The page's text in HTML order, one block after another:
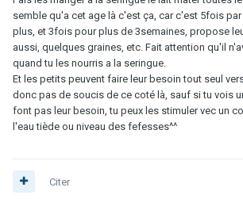
semble qu'a cet age là c'est ça, car c'est 5fois
plus, et 3fois pour plus de 3semaines, propose
aussi, quelques graines, etc. Fait attention qu'il
quand tu les nourris a la seringue.
Et les petits peuvent faire leur besoin tout seul
donc pas de soucis de ce coté là, sauf si tu vois
font pas leur besoin, tu peux les stimuler vec un
l'eau tiède ou niveau des fefesses^^
Citer